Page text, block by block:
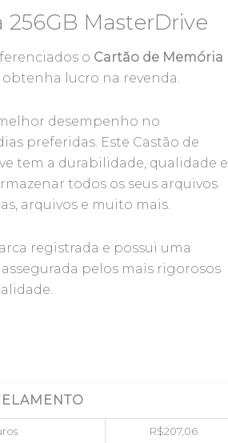
MasterDrive
o Cartão de Memória
obtenha lucro na revenda.
desempenho no
preferidas. Este Castão de
tem a durabilidade, qualidade e
todos os seus arquivos.
arquivos e muito mais.
registrada e possui uma
pelos mais rigorosos
R$207,06